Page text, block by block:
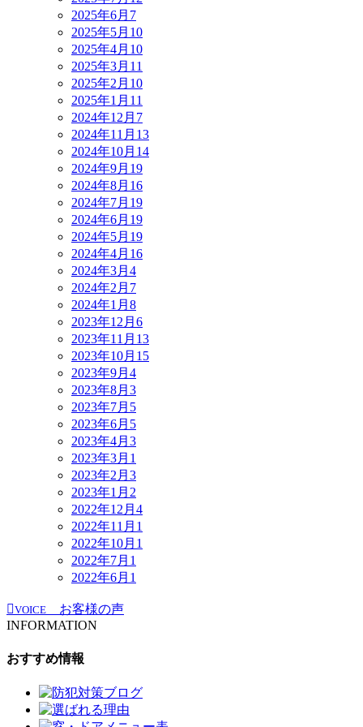
2025年6月 7
2025年5月 10
2025年4月 10
2025年3月 11
2025年2月 10
2025年1月 11
2024年12月 7
2024年11月 13
2024年10月 14
2024年9月 19
2024年8月 16
2024年7月 19
2024年6月 19
2024年5月 19
2024年4月 16
2024年3月 4
2024年2月 7
2024年1月 8
2023年12月 6
2023年11月 13
2023年10月 15
2023年9月 4
2023年8月 3
2023年7月 5
2023年6月 5
2023年4月 3
2023年3月 1
2023年2月 3
2023年1月 2
2022年12月 4
2022年11月 1
2022年10月 1
2022年7月 1
2022年6月 1
VOICE
お客様の声
INFORMATION
おすすめ情報